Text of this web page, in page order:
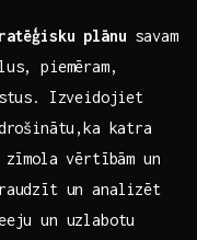
plānu savam‍
piemēram,
Izveidojiet
katra
vērtībām⁤ un
un analizēt
un uzlabotu